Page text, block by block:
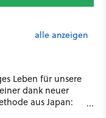
alle anzeigen
Leben für unsere
dank neuer
aus Japan: